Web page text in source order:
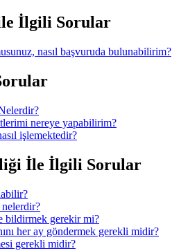
İlgili Sorular
nasıl başvuruda bulunabilirim?
nereye yapabilirim?
işlemektedir?
İle İlgili Sorular
bildirmek gerekir mi?
her ay göndermek gerekli midir?
gerekli midir?